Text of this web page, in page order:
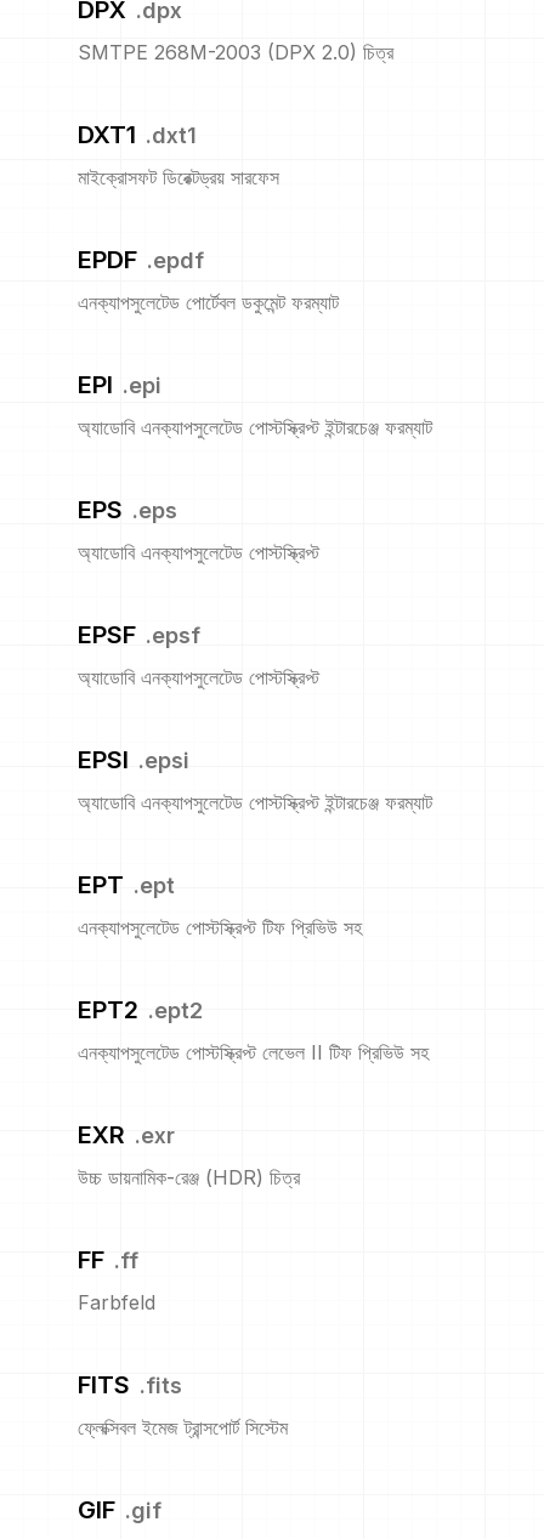
DPX .dpx
SMTPE 268M-2003 (DPX 2.0) চিত্র
DXT1 .dxt1
মাইক্রোসফট ডিরেক্টড্রয় সারফেস
EPDF .epdf
এনক্যাপসুলেটেড পোর্টেবল ডকুমেন্ট ফরম্যাট
EPI .epi
অ্যাডোবি এনক্যাপসুলেটেড পোস্টস্ক্রিপ্ট ইন্টারচেঞ্জ ফরম্যাট
EPS .eps
অ্যাডোবি এনক্যাপসুলেটেড পোস্টস্ক্রিপ্ট
EPSF .epsf
অ্যাডোবি এনক্যাপসুলেটেড পোস্টস্ক্রিপ্ট
EPSI .epsi
অ্যাডোবি এনক্যাপসুলেটেড পোস্টস্ক্রিপ্ট ইন্টারচেঞ্জ ফরম্যাট
EPT .ept
এনক্যাপসুলেটেড পোস্টস্ক্রিপ্ট টিফ প্রিভিউ সহ
EPT2 .ept2
এনক্যাপসুলেটেড পোস্টস্ক্রিপ্ট লেভেল II টিফ প্রিভিউ সহ
EXR .exr
উচ্চ ডায়নামিক-রেঞ্জ (HDR) চিত্র
FF .ff
Farbfeld
FITS .fits
ফ্লেক্সিবল ইমেজ ট্রান্সপোর্ট সিস্টেম
GIF .gif